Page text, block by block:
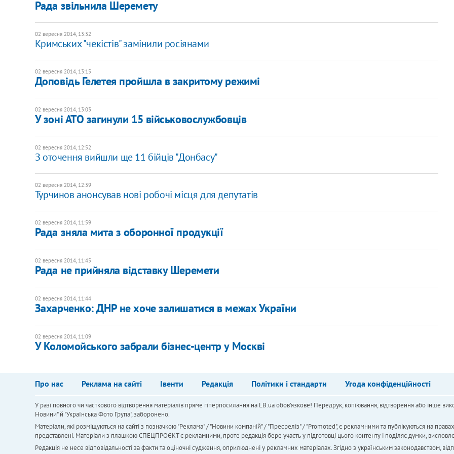
Рада звільнила Шеремету
02 вересня 2014, 13:32
Кримських "чекістів" замінили росіянами
02 вересня 2014, 13:15
Доповідь Гелетея пройшла в закритому режимі
02 вересня 2014, 13:03
У зоні АТО загинули 15 військовослужбовців
02 вересня 2014, 12:52
З оточення вийшли ще 11 бійців "Донбасу"
02 вересня 2014, 12:39
Турчинов анонсував нові робочі місця для депутатів
02 вересня 2014, 11:59
Рада зняла мита з оборонної продукції
02 вересня 2014, 11:45
Рада не прийняла відставку Шеремети
02 вересня 2014, 11:44
Захарченко: ДНР не хоче залишатися в межах України
02 вересня 2014, 11:09
У Коломойського забрали бізнес-центр у Москві
Про нас Реклама на сайті Івенти Редакція Політики і стандарти Угода конфіденційності
У разі повного чи часткового відтворення матеріалів пряме гіперпосилання на LB.ua обов'язкове! Передрук, копіювання, відтворення або інше
Новини" й "Українська Фото Група", заборонено.
Матеріали, які розміщуються на сайті з позначкою "Реклама" / "Новини компаній" / "Пресреліз" / "Promoted", є рекламними та публікуються на
представлені. Матеріали з плашкою СПЕЦПРОЄКТ є рекламними, проте редакція бере участь у підготовці цього контенту і поділяє думки,
Редакція не несе відповідальності за факти та оціночні судження, оприлюднені у рекламних матеріалах. Згідно з українським законодавством,